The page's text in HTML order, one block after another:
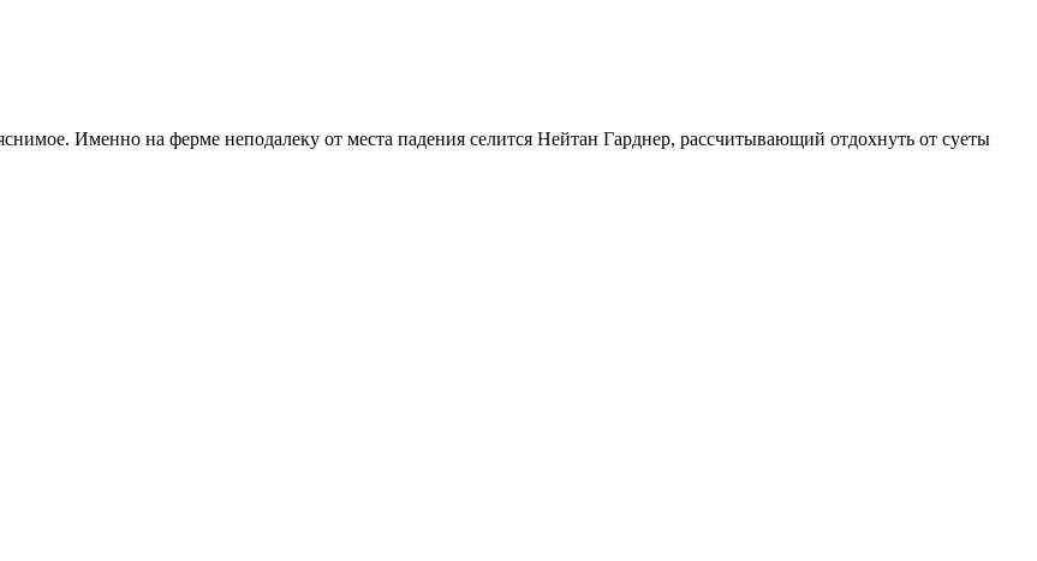
Именно на ферме неподалеку от места падения селится Нейтан Гарднер, рассчитывающий отдохнуть от суеты